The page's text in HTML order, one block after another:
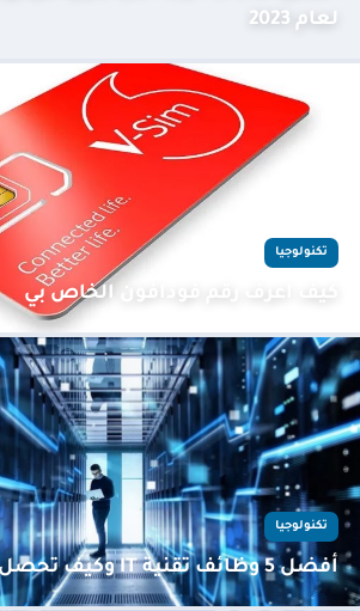
لعام 2023
تكنولوجيا
كيف اعرف رقم فودافون الخاص بي
تكنولوجيا
أفضل 5 وظائف تقنية IT وكيف تحصل عليها